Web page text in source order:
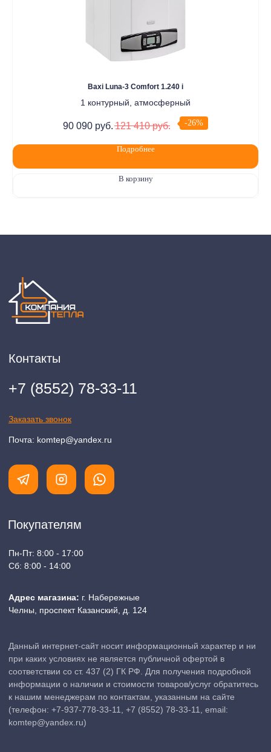
Baxi Luna-3 Comfort 1.240 i
1 контурный, атмосферный
90 090 руб. 121 410 руб. -26%
Подробнее
В корзину